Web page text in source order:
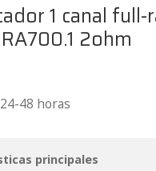
1 canal full-
2ohm
48 horas
principales